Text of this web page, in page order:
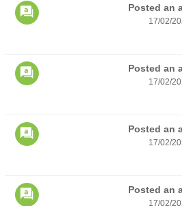
Posted an
17/02/
Posted an
17/02/
Posted an
17/02/
Posted an
17/02/